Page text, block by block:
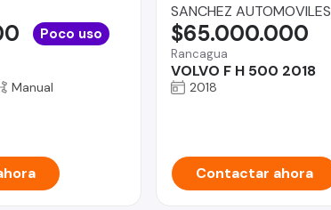
Poco uso
Manual
SANCHEZ AUTOMOVILES
Rancagua
VOLVO F H 500 2018
$65.000.000
2018
Contactar ahora